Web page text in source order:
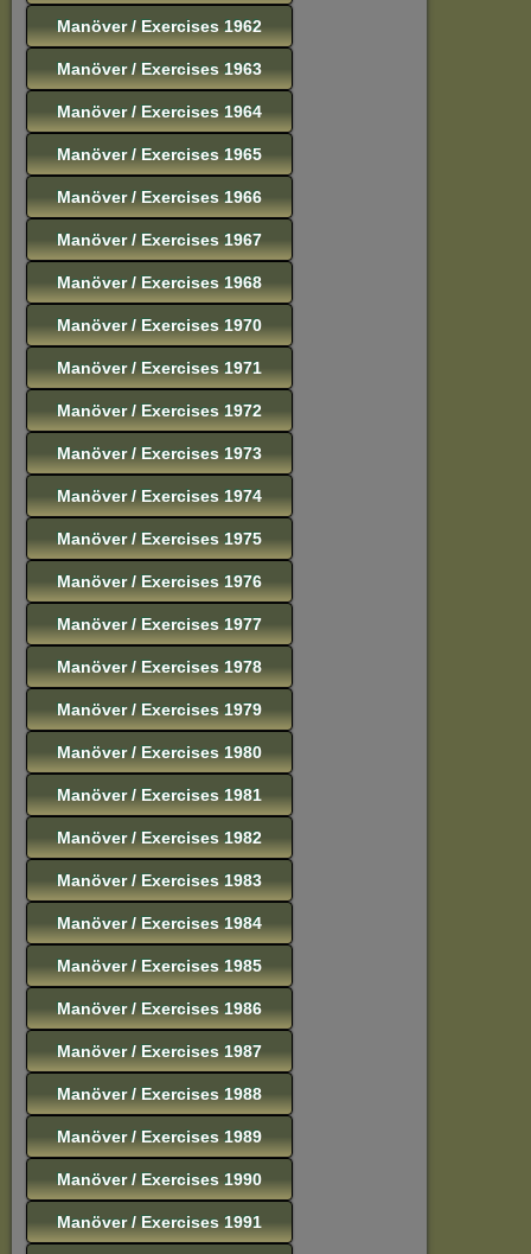
Manöver / Exercises 1962
Manöver / Exercises 1963
Manöver / Exercises 1964
Manöver / Exercises 1965
Manöver / Exercises 1966
Manöver / Exercises 1967
Manöver / Exercises 1968
Manöver / Exercises 1970
Manöver / Exercises 1971
Manöver / Exercises 1972
Manöver / Exercises 1973
Manöver / Exercises 1974
Manöver / Exercises 1975
Manöver / Exercises 1976
Manöver / Exercises 1977
Manöver / Exercises 1978
Manöver / Exercises 1979
Manöver / Exercises 1980
Manöver / Exercises 1981
Manöver / Exercises 1982
Manöver / Exercises 1983
Manöver / Exercises 1984
Manöver / Exercises 1985
Manöver / Exercises 1986
Manöver / Exercises 1987
Manöver / Exercises 1988
Manöver / Exercises 1989
Manöver / Exercises 1990
Manöver / Exercises 1991